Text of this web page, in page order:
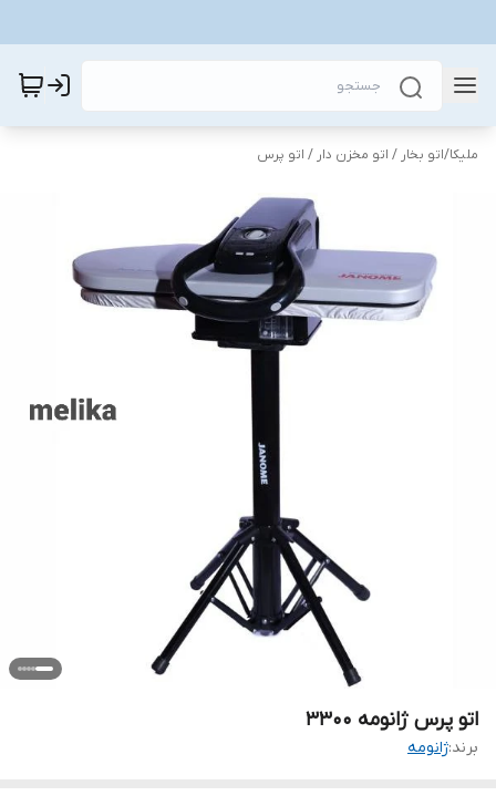
ملیکا/اتو بخار / اتو مخزن دار / اتو پرس
اتو پرس ژانومه 3300
برند:ژانومه